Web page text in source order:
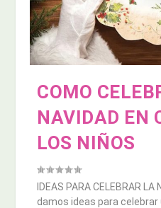
COMO
NAVIDAD EN
LOS NIÑOS
IDEAS PARA CELEBRAR
damos ideas para celebrar